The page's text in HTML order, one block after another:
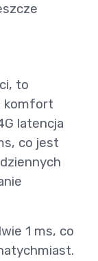
to
komfort
latencja
co jest
1 ms, co